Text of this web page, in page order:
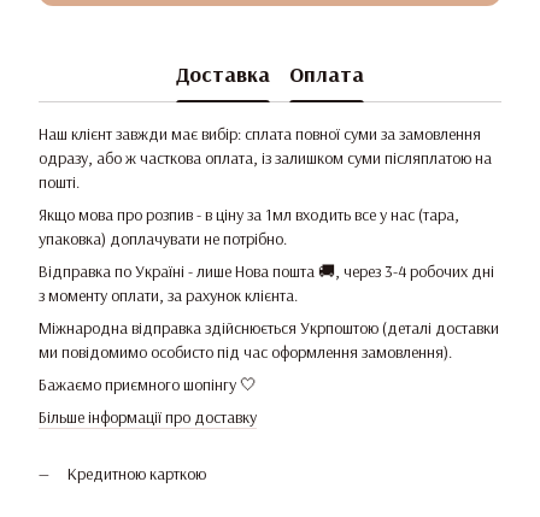
Доставка Оплата
Наш клієнт завжди має вибір: сплата повної суми за замовлення
одразу, або ж часткова оплата, із залишком суми післяплатою на
пошті.
Якщо мова про розпив - в ціну за 1мл входить все у нас (тара,
упаковка) доплачувати не потрібно.
Відправка по Україні - лише Нова пошта 🚚, через 3-4 робочих дні
з моменту оплати, за рахунок клієнта.
Міжнародна відправка здійснюється Укрпоштою (деталі доставки
ми повідомимо особисто під час оформлення замовлення).
Бажаємо приємного шопінгу 🤍
Більше інформації про доставку
Кредитною карткою